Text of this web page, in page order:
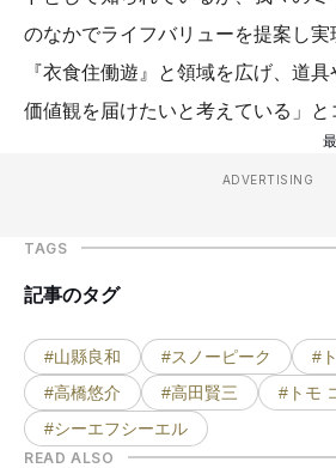
のなかでライフバリューを提案し実
『衣食住働遊』と領域を広げ、道
価値観を届けたいと考えている」と
ADVERTISING
TAGS
記事のタグ
#山縣良和 #スノーピーク
#
#高橋悠介
#高田賢三
#トモ
#シーエフシーエル
READ ALSO